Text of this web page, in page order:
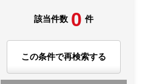
該当件数 0 件
この条件で再検索する